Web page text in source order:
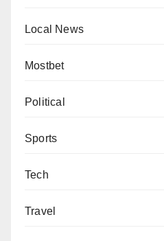
Local News
Mostbet
Political
Sports
Tech
Travel